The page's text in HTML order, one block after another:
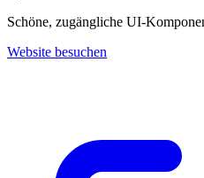
Schöne, zugängliche UI-
Website besuchen